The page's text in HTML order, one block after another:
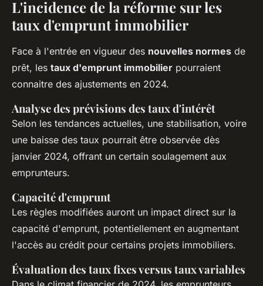
L'incidence de la réforme sur les
taux d'emprunt immobilier
Face à l'entrée en vigueur des nouvelles normes de
prêt, les taux d'emprunt immobilier pourraient
connaitre des ajustements en 2024.
Analyse des prévisions des taux d'intérêt
Selon les tendances actuelles, une stabilisation, voire
une baisse des taux pourrait être observée dès
janvier 2024, offrant un certain soulagement aux
emprunteurs.
Capacité d'emprunt
Les règles modifiées auront un impact direct sur la
capacité d'emprunt, potentiellement en augmentant
l'accès au crédit pour certains projets immobiliers.
Évaluation des taux fixes versus taux variables